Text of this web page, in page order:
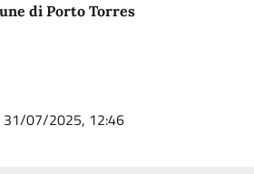
di Porto Torres
31/07/2025, 12:46